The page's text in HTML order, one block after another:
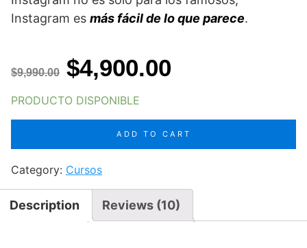
Instagram es más fácil de lo que parece.
$9,990.00 Original
price
was:
$9,990.00.
$4,900.00
is:
$4,900.00.
PRODUCTO DISPONIBLE
ADD TO CART
Category: Cursos
Description Reviews (10)